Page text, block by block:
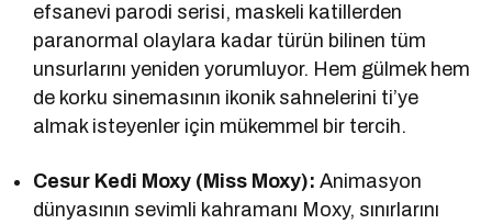
efsanevi parodi serisi, maskeli katillerden
paranormal olaylara kadar türün bilinen tüm
unsurlarını yeniden yorumluyor. Hem gülmek hem
de korku sinemasının ikonik sahnelerini ti’ye
almak isteyenler için mükemmel bir tercih.
Cesur Kedi Moxy (Miss Moxy): Animasyon
dünyasının sevimli kahramanı Moxy, sınırlarını